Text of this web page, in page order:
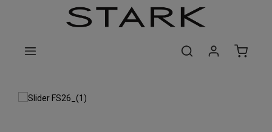
Zum Hauptinhalt springen
Bildergalerie überspringen